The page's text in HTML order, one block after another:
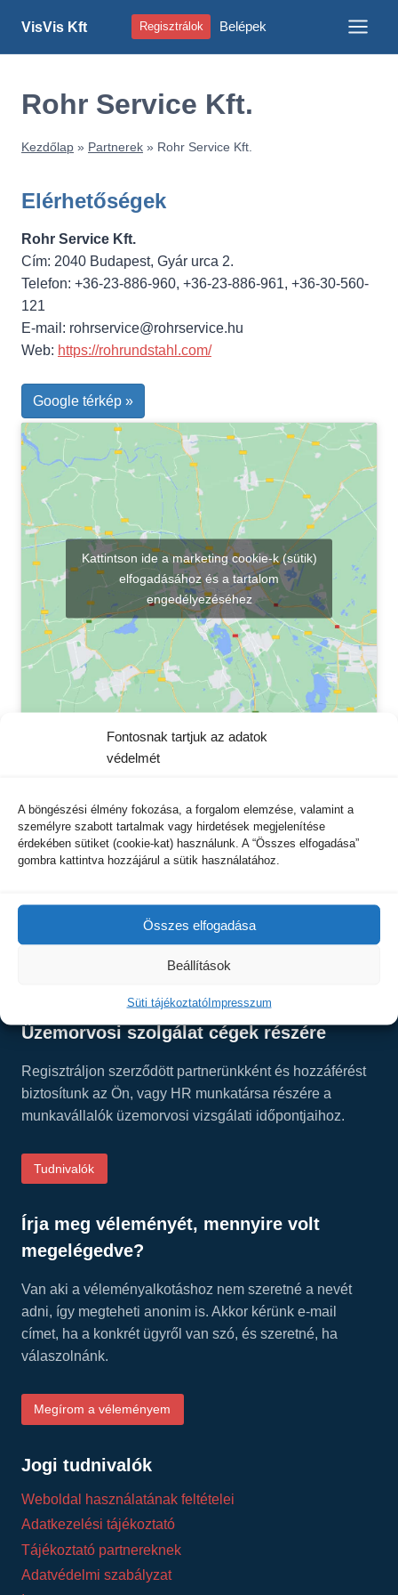
Fontosnak tartjuk az adatok
védelmét
A böngészési élmény fokozása, a forgalom elemzése, valamint a
személyre szabott tartalmak vagy hirdetések megjelenítése
érdekében sütiket (cookie-kat) használunk. A “Összes elfogadása”
gombra kattintva hozzájárul a sütik használatához.
Összes elfogadása
Beállítások
Süti tájékoztatóImpresszum
content
VisVis Kft Regisztrálok Belépek
Rohr Service Kft.
Kezdőlap » Partnerek » Rohr Service Kft.
Elérhetőségek
Rohr Service Kft.
Cím: 2040 Budapest, Gyár urca 2.
Telefon: +36-23-886-960, +36-23-886-961, +36-30-560-
121
E-mail: rohrservice@rohrservice.hu
Web: https://rohrundstahl.com/
Google térkép »
Kattintson ide a marketing cookie-k (sütik)
elfogadásához és a tartalom
engedélyezéséhez
Kapcsolat
VISVIS Kft
8200 Veszprém, Damjanich u. 1. C. ép.
E-mail:info@visvis.hu
Facebook:
facebook.com/visinside/
Üzemorvosi szolgálat cégek részére
Regisztráljon szerződött partnerünkként és hozzáférést
biztosítunk az Ön, vagy HR munkatársa részére a
munkavállalók üzemorvosi vizsgálati időpontjaihoz.
Tudnivalók
Írja meg véleményét, mennyire volt
megelégedve?
Van aki a véleményalkotáshoz nem szeretné a nevét
adni, így megteheti anonim is. Akkor kérünk e-mail
címet, ha a konkrét ügyről van szó, és szeretné, ha
válaszolnánk.
Megírom a véleményem
Jogi tudnivalók
Weboldal használatának feltételei
Adatkezelési tájékoztató
Tájékoztató partnereknek
Adatvédelmi szabályzat